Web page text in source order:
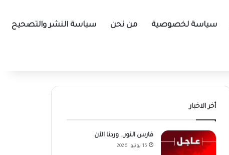
سياسة لخصوصية من نحن سياسة النشر والتصحيح
أخر الاخبار
فارس النور… وردنا الآن
15 يونيو، 2026